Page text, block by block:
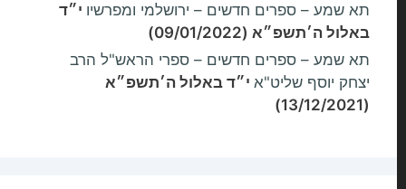
תא שמע – ספרים חדשים – ירושלמי ומפרשיו י״ד
באלול ה׳תשפ״א (09/01/2022)
תא שמע – ספרים חדשים – ספרי הראש"ל הרב
יצחק יוסף שליט"א י״ד באלול ה׳תשפ״א